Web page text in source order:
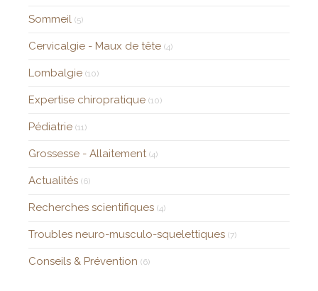
Sommeil (5)
Cervicalgie - Maux de tête (4)
Lombalgie (10)
Expertise chiropratique (10)
Pédiatrie (11)
Grossesse - Allaitement (4)
Actualités (6)
Recherches scientifiques (4)
Troubles neuro-musculo-squelettiques (7)
Conseils & Prévention (6)